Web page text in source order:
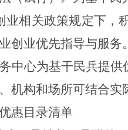
业相关政策规定下，
创业优先指导与服务。
中心为基干民兵提供
机构和场所可结合实
惠目录清单